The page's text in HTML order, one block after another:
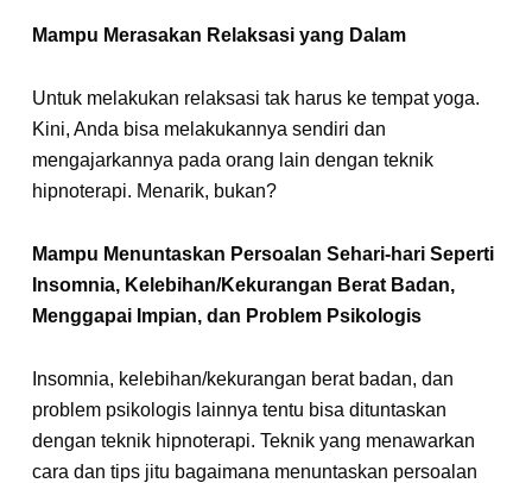
Mampu Merasakan Relaksasi yang Dalam
Untuk melakukan relaksasi tak harus ke tempat yoga.
Kini, Anda bisa melakukannya sendiri dan
mengajarkannya pada orang lain dengan teknik
hipnoterapi. Menarik, bukan?
Mampu Menuntaskan Persoalan Sehari-hari Seperti
Insomnia, Kelebihan/Kekurangan Berat Badan,
Menggapai Impian, dan Problem Psikologis
Insomnia, kelebihan/kekurangan berat badan, dan
problem psikologis lainnya tentu bisa dituntaskan
dengan teknik hipnoterapi. Teknik yang menawarkan
cara dan tips jitu bagaimana menuntaskan persoalan